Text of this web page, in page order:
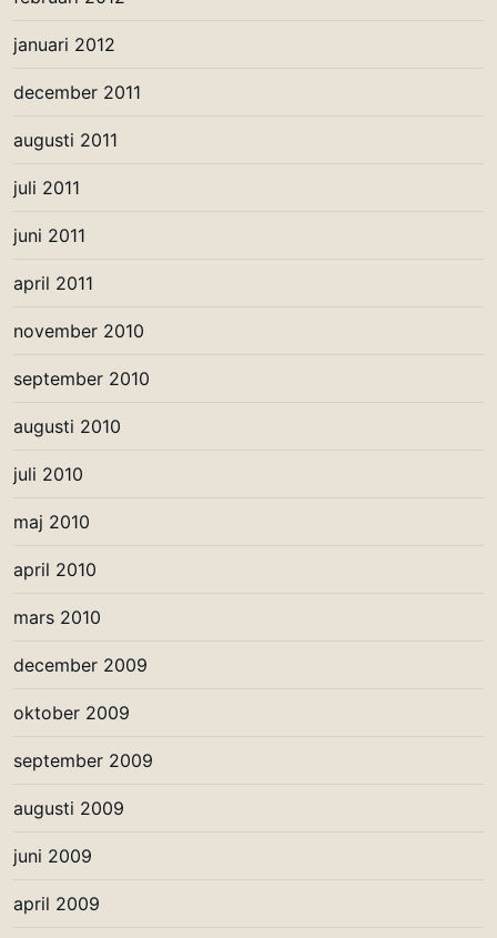
januari 2012
december 2011
augusti 2011
juli 2011
juni 2011
april 2011
november 2010
september 2010
augusti 2010
juli 2010
maj 2010
april 2010
mars 2010
december 2009
oktober 2009
september 2009
augusti 2009
juni 2009
april 2009